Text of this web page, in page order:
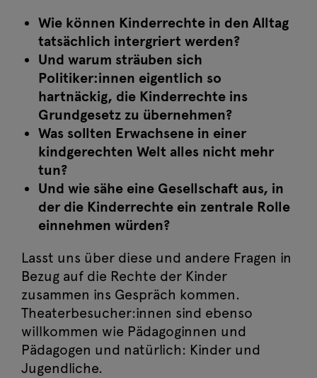
Wie können Kinderrechte in den Alltag
tatsächlich intergriert werden?
Und warum sträuben sich
Politiker:innen eigentlich so
hartnäckig, die Kinderrechte ins
Grundgesetz zu übernehmen?
Was sollten Erwachsene in einer
kindgerechten Welt alles nicht mehr
tun?
Und wie sähe eine Gesellschaft aus, in
der die Kinderrechte ein zentrale Rolle
einnehmen würden?
Lasst uns über diese und andere Fragen in
Bezug auf die Rechte der Kinder
zusammen ins Gespräch kommen.
Theaterbesucher:innen sind ebenso
willkommen wie Pädagoginnen und
Pädagogen und natürlich: Kinder und
Jugendliche.